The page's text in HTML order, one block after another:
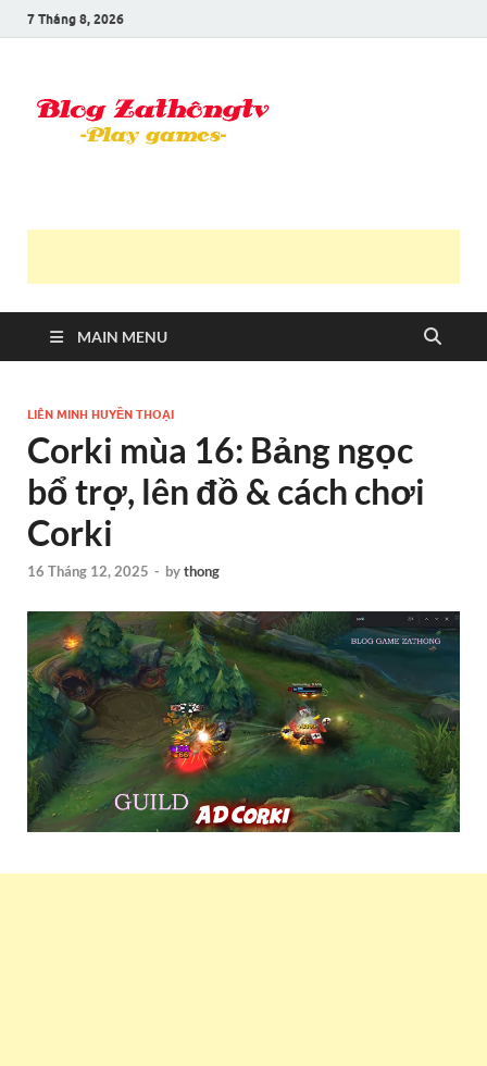
7 Tháng 8, 2026
MAIN MENU
LIÊN MINH HUYỀN THOẠI
Corki mùa 16: Bảng ngọc
bổ trợ, lên đồ & cách chơi
Corki
16 Tháng 12, 2025 - bythong